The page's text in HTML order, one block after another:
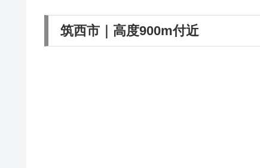
筑西市｜高度900m付近